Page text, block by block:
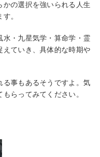
の選択を強いられる人生
。
水・九星気学・算命学・霊
えていき、具体的な時期や
る事もあるそうですよ。気
らってみてください。